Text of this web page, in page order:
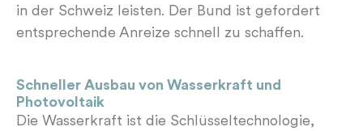
in der Schweiz leisten. Der Bund ist gefordert
entsprechende Anreize schnell zu schaffen.
Schneller Ausbau von Wasserkraft und
Photovoltaik
Die Wasserkraft ist die Schlüsseltechnologie,